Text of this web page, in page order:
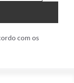
com os